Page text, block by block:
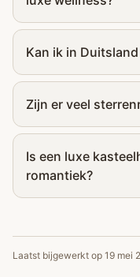
Kan ik in
Zijn er veel
Is een luxe
romantiek?
Laatst bijgewerkt op 19 mei